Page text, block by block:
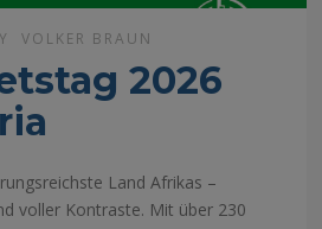
VOLKER BRAUN
2026
Land Afrikas –
voller Kontraste. Mit über 230